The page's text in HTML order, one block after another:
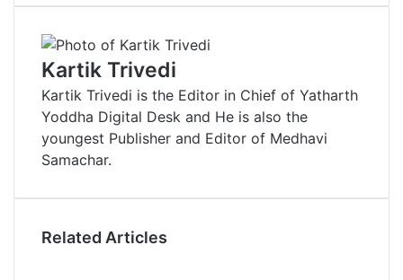
n
e
d
I
n
m
l
r
n
e
r
e
s
t
d
i
t
o
t
a
k
t
e
a
e
v
i
a
E
i
i
Kartik Trivedi
Kartik Trivedi is the Editor in Chief of Yatharth
Yoddha Digital Desk and He is also the
youngest Publisher and Editor of Medhavi
Samachar.
Related Articles